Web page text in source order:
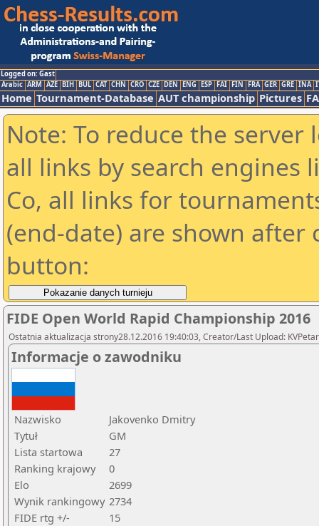
Logged on: Gast
Arabic ARM AZE BIH BUL CAT CHN CRO CZE DEN ENG ESP FAI FIN FRA GER GRE INA
Home Tournament-Database AUT championship Pictures
Note: To reduce the
all links by search engines
Co, all links for
(end-date) are shown
button:
FIDE Open World Rapid Championship 2016
Ostatnia aktualizacja strony28.12.2016 19:40:03, Creator/Last Upload: KVPetar
Informacje o zawodniku
Nazwisko
Jakovenko Dmitry
Tytuł
GM
Lista startowa
27
Ranking krajowy
0
Elo
2699
Wynik rankingowy 2734
FIDE rtg +/-
15